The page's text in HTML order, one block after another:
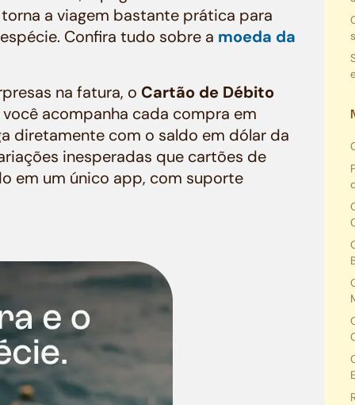
a viagem bastante prática para
Confira tudo sobre a moeda da
na fatura, o Cartão de Débito
acompanha cada compra em
diretamente com o saldo em dólar da
inesperadas que cartões de
em um único app, com suporte